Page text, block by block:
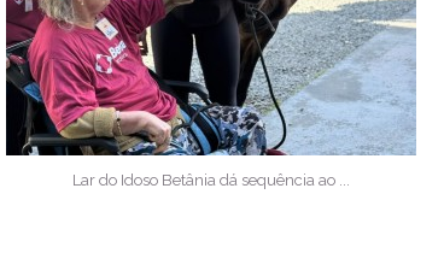
Lar do Idoso Betânia dá sequência ao ...